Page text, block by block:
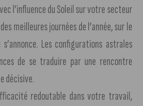
l’influence du Soleil sur votre secteur
des meilleures journées de l’année, sur le
Les configurations astrales
de se traduire par une rencontre
décisive.
redoutable dans votre travail,